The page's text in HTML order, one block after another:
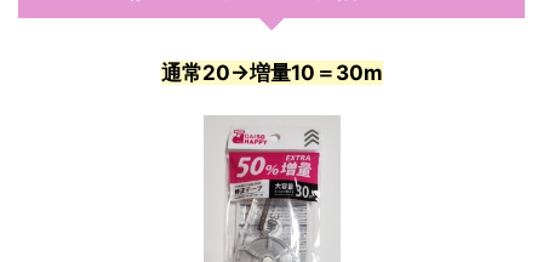
通常20→増量10＝30m